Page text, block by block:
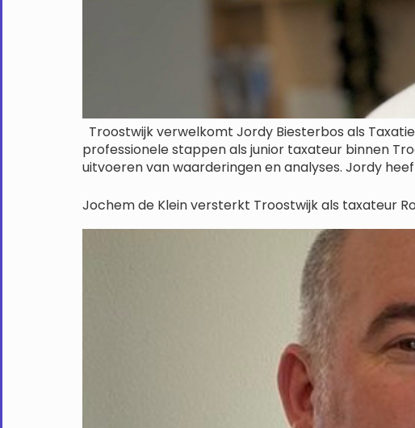
Troostwijk verwelkomt Jordy Biesterbos als
professionele stappen als junior taxateur binnen
uitvoeren van waarderingen en analyses. Jordy
Jochem de Klein versterkt Troostwijk als taxateur